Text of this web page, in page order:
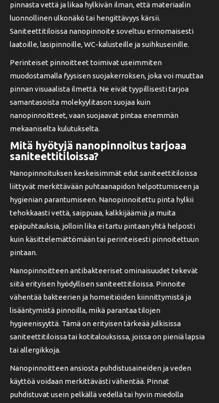
pinnasta vettä ja likaa hylkivän ilman, että materiaalin
luonnollinen ulkonäkö tai hengittävyys kärsii.
Saniteettitiloissa nanopinnoite soveltuu erinomaisesti
laatoille, lasipinnoille, WC-kalusteille ja suihkuseinille.
Perinteiset pinnoitteet toimivat useimmiten
muodostamalla fyysisen suojakerroksen, joka voi muuttaa
pinnan visuaalista ilmettä. Ne eivät tyypillisesti tarjoa
samantasoista molekyylitason suojaa kuin
nanopinnoitteet, vaan suojaavat pintaa enemmän
mekaaniselta kulutukselta.
Mitä hyötyjä nanopinnoitus tarjoaa
saniteettitiloissa?
Nanopinnoituksen keskeisimmät edut saniteettitiloissa
liittyvät merkittävään puhtaanapidon helpottumiseen ja
hygienian parantumiseen. Nanopinnoitettu pinta hylkii
tehokkaasti vettä, saippuaa, kalkkijäämiä ja muita
epäpuhtauksia, jolloin lika ei tartu pintaan yhtä helposti
kuin käsittelemättömään tai perinteisesti pinnoitettuun
pintaan.
Nanopinnoitteen antibakteeriset ominaisuudet tekevät
siitä erityisen hyödyllisen saniteettitiloissa. Pinnoite
vähentää bakteerien ja homeitiöiden kiinnittymistä ja
lisääntymistä pinnoilla, mikä parantaa tilojen
hygieenisyyttä. Tämä on erityisen tärkeää julkisissa
saniteettitiloissa tai kotitalouksissa, joissa on pieniä lapsia
tai allergikkoja.
Nanopinnoitteen ansiosta puhdistusaineiden ja veden
käyttöä voidaan merkittävästi vähentää. Pinnat
puhdistuvat usein pelkällä vedellä tai hyvin miedolla